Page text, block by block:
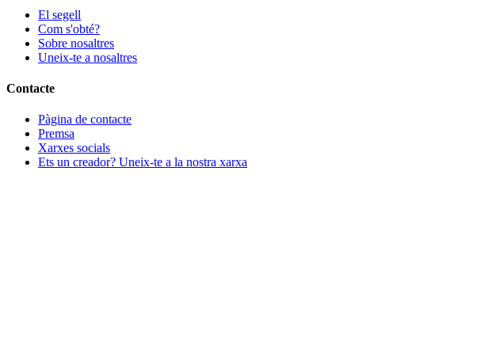
El segell
Com s'obté?
Sobre nosaltres
Uneix-te a nosaltres
Contacte
Pàgina de contacte
Premsa
Xarxes socials
Ets un creador? Uneix-te a la nostra xarxa